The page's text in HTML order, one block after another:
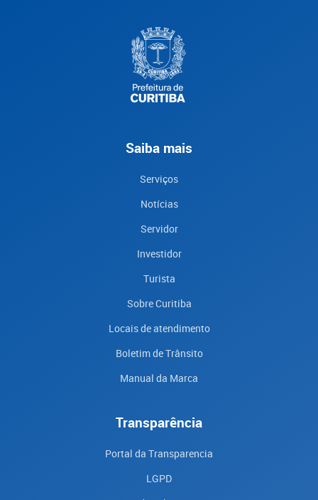
Saiba mais
Serviços
Notícias
Servidor
Investidor
Turista
Sobre Curitiba
Locais de atendimento
Boletim de Trânsito
Manual da Marca
Transparência
Portal da Transparencia
LGPD